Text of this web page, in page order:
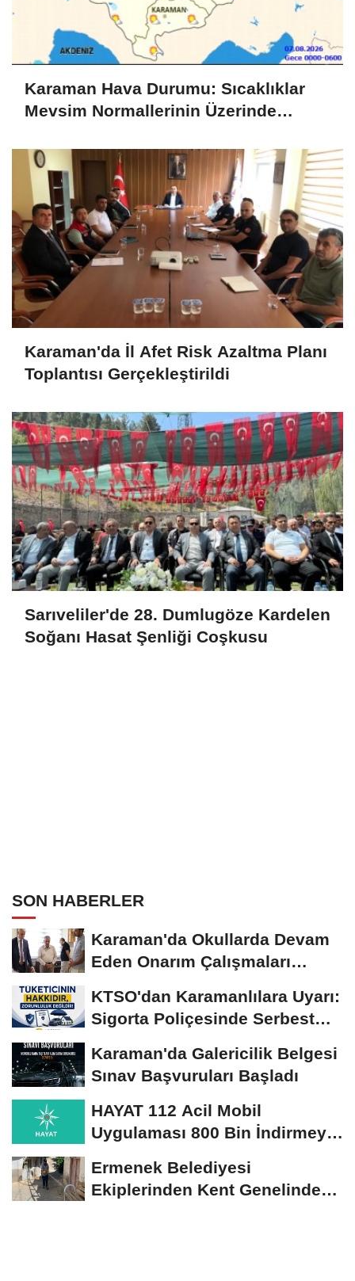
Karaman Hava Durumu: Sıcaklıklar
Mevsim Normallerinin Üzerinde
Karaman'da İl Afet Risk Azaltma Planı
Toplantısı Gerçekleştirildi
Sarıveliler'de 28. Dumlugöze Kardelen
Soğanı Hasat Şenliği Coşkusu
SON HABERLER
Karaman'da Okullarda Devam
Eden Onarım Çalışmaları
KTSO'dan Karamanlılara Uyarı:
Sigorta Poliçesinde Serbest
Karaman'da Galericilik Belgesi
Sınav Başvuruları Başladı
HAYAT 112 Acil Mobil
Uygulaması 800 Bin İndirmeyi
Ermenek Belediyesi
Ekiplerinden Kent Genelinde